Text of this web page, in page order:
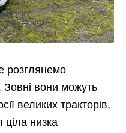
розглянемо
Зовні вони можуть
великих тракторів,
ціла низка